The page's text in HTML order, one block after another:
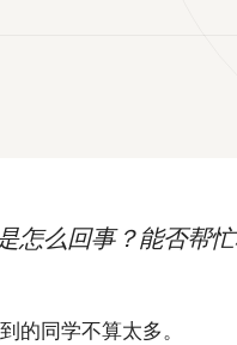
么回事？能否帮
的同学不算太多。